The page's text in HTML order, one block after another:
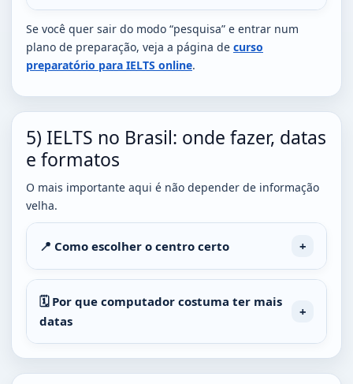
Se você quer sair do modo “pesquisa” e entrar num
plano de preparação, veja a página de curso
preparatório para IELTS online.
5) IELTS no Brasil: onde fazer, datas
e formatos
O mais importante aqui é não depender de informação
velha.
📍 Como escolher o centro certo
🗓️ Por que computador costuma ter mais
datas